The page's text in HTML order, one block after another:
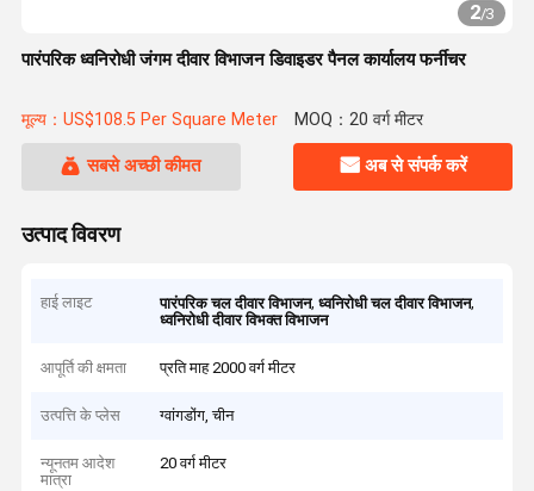
2/3
पारंपरिक ध्वनिरोधी जंगम दीवार विभाजन डिवाइडर पैनल कार्यालय फर्नीचर
मूल्य：US$108.5 Per Square Meter MOQ：20 वर्ग मीटर
सबसे अच्छी कीमत अब से संपर्क करें
उत्पाद विवरण
हाई लाइट पारंपरिक चल दीवार विभाजन,ध्वनिरोधी चल दीवार विभाजन,
ध्वनिरोधी दीवार विभक्त विभाजन
आपूर्ति की क्षमता प्रति माह 2000 वर्ग मीटर
उत्पत्ति के प्लेस ग्वांगडोंग, चीन
न्यूनतम आदेश
मात्रा
20 वर्ग मीटर